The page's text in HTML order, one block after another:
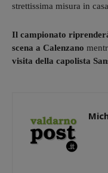
strettissima misura in
Il campionato
scena a Calenzano
visita della capolista